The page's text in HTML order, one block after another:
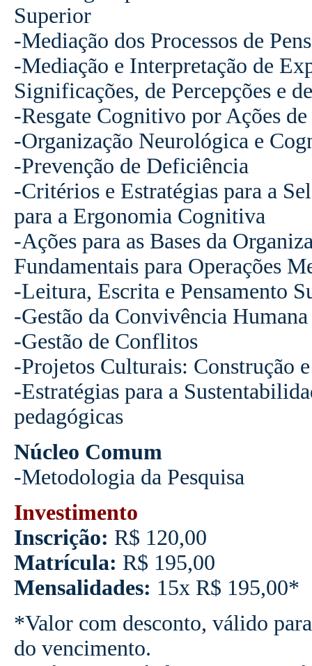
Superior
-Mediação dos Processos de
-Mediação e Interpretação de
Significações, de Percepções e
-Resgate Cognitivo por Ações
-Organização Neurológica e
-Prevenção de Deficiência
-Critérios e Estratégias para a
para a Ergonomia Cognitiva
-Ações para as Bases da
Fundamentais para Operações
-Leitura, Escrita e Pensamento
-Gestão da Convivência
-Gestão de Conflitos
-Projetos Culturais: Construção
-Estratégias para a
pedagógicas
Núcleo Comum
-Metodologia da Pesquisa
Investimento
Inscrição: R$ 120,00
Matrícula: R$ 195,00
Mensalidades: 15x R$ 195,00*
*Valor com desconto, válido
do vencimento.